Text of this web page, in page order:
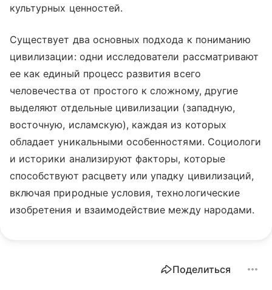
культурных ценностей.
Существует два основных подхода к пониманию
цивилизации: одни исследователи рассматривают
ее как единый процесс развития всего
человечества от простого к сложному, другие
выделяют отдельные цивилизации (западную,
восточную, исламскую), каждая из которых
обладает уникальными особенностями. Социологи
и историки анализируют факторы, которые
способствуют расцвету или упадку цивилизаций,
включая природные условия, технологические
изобретения и взаимодействие между народами.
Поделиться